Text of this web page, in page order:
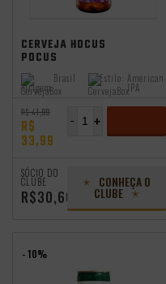
CERVEJA HOCUS
POCUS
INTERESTELLAR
500ML
Origem:
Brasil Estilo: American
IPA
R$ 41,99
R$
33,99
+
-
SÓCIO DO
CLUBE
R$30,60
CONHEÇA O
CLUBE
- 10%